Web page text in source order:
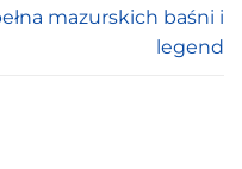
mazurskich baśni i
legend